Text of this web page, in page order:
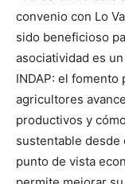
convenio con Lo
sido beneficioso
asociatividad es
INDAP: el
agricultores
productivos y
sustentable desde
punto de vista